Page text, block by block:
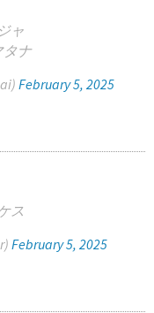
ャ
タナ
February 5, 2025
ス
February 5, 2025